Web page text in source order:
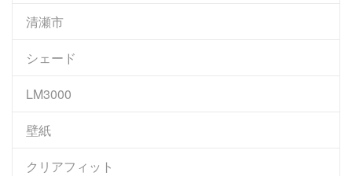
清瀬市
シェード
LM3000
壁紙
クリアフィット